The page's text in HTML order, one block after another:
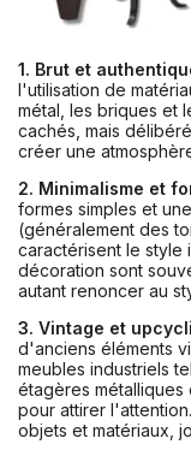
1. Brut et
l'utilisation de
métal, les briques et
cachés, mais
créer une
2. Minimalisme et
formes simples et
(généralement des
caractérisent le style
décoration sont
autant renoncer au
3. Vintage et
d'anciens éléments
meubles industriels
étagères métalliques
pour attirer
objets et matériaux,